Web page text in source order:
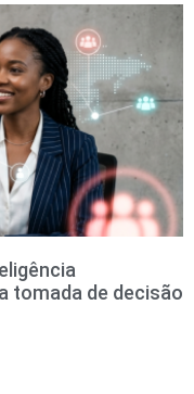
tomada de decisão